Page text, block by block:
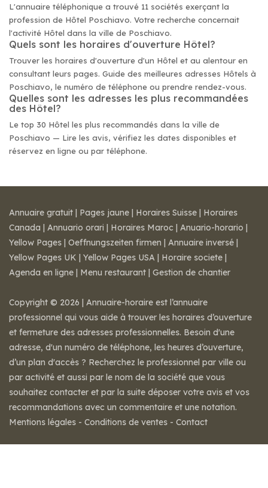
L'annuaire téléphonique a trouvé 11 sociétés exerçant la
profession de Hôtel Poschiavo. Votre recherche concernait
l'activité Hôtel dans la ville de Poschiavo.
Quels sont les horaires d'ouverture Hôtel?
Trouver les horaires d'ouverture d'un Hôtel et au alentour en
consultant leurs pages. Guide des meilleures adresses Hôtels à
Poschiavo, le numéro de téléphone ou prendre rendez-vous.
Quelles sont les adresses les plus recommandées
des Hôtel?
Le top 30 Hôtel les plus recommandés dans la ville de
Poschiavo — Lire les avis, vérifiez les dates disponibles et
réservez en ligne ou par téléphone.
Annuaire gratuit | Pages jaune | Horaires Suisse | Horaires
Canada | Annuario orari | Horaires Maroc | Anuario-horario |
Yellow Pages | Oeffnungszeiten firmen | Annuaire inversé |
Yellow Pages UK | Yellow Pages USA | Horaire societe |
Agenda en ligne | Menu restaurant | Gestion de chantier
Copyright © 2026 | Annuaire-horaire est l’annuaire
professionnel qui vous aide à trouver les horaires d’ouverture
et fermeture des adresses professionnelles. Besoin d'une
adresse, d'un numéro de téléphone, les heures d’ouverture,
d’un plan d'accès ? Recherchez le professionnel par ville ou
par activité et aussi par le nom de la société que vous
souhaitez contacter et par la suite déposer votre avis et vos
recommandations avec un commentaire et une notation.
Mentions légales - Conditions de ventes - Contact